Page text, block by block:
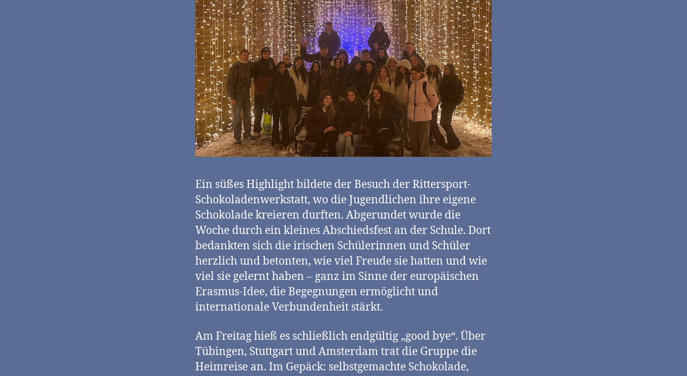
Ein süßes Highlight bildete der Besuch der Rittersport-
Schokoladenwerkstatt, wo die Jugendlichen ihre eigene
Schokolade kreieren durften. Abgerundet wurde die
Woche durch ein kleines Abschiedsfest an der Schule. Dort
bedankten sich die irischen Schülerinnen und Schüler
herzlich und betonten, wie viel Freude sie hatten und wie
viel sie gelernt haben – ganz im Sinne der europäischen
Erasmus-Idee, die Begegnungen ermöglicht und
internationale Verbundenheit stärkt.
Am Freitag hieß es schließlich endgültig „good bye“. Über
Tübingen, Stuttgart und Amsterdam trat die Gruppe die
Heimreise an. Im Gepäck: selbstgemachte Schokolade,